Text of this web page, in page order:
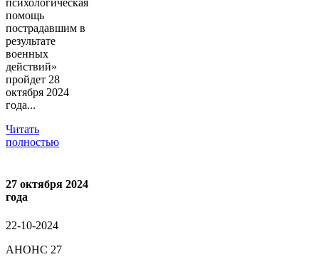
психологическая
помощь
пострадавшим в
результате
военных
действий»
пройдет 28
октября 2024
года...
Читать
полностью
27 октября 2024
года
22-10-2024
АНОНС 27